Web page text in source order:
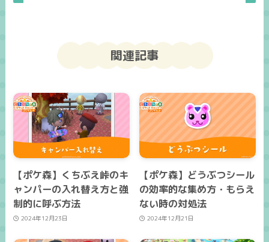
関連記事
【ポケ森】くちぶえ峠のキ
ャンパーの入れ替え方と強
制的に呼ぶ方法
2024年12月23日
【ポケ森】どうぶつシール
の効率的な集め方・もらえ
ない時の対処法
2024年12月21日